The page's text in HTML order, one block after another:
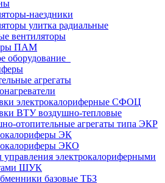
наездники
улитка радиальные
вентиляторы
ПАМ
оборудование
агрегаты
электрокалориферные СФОЦ
ВТУ воздушно-тепловые
отопительные агрегаты типа ЭКР
ЭК
ЭКО
электрокалориферными
ШУК
базовые ТБЗ